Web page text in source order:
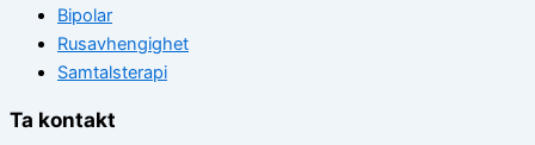
Bipolar
Rusavhengighet
Samtalsterapi
Ta kontakt